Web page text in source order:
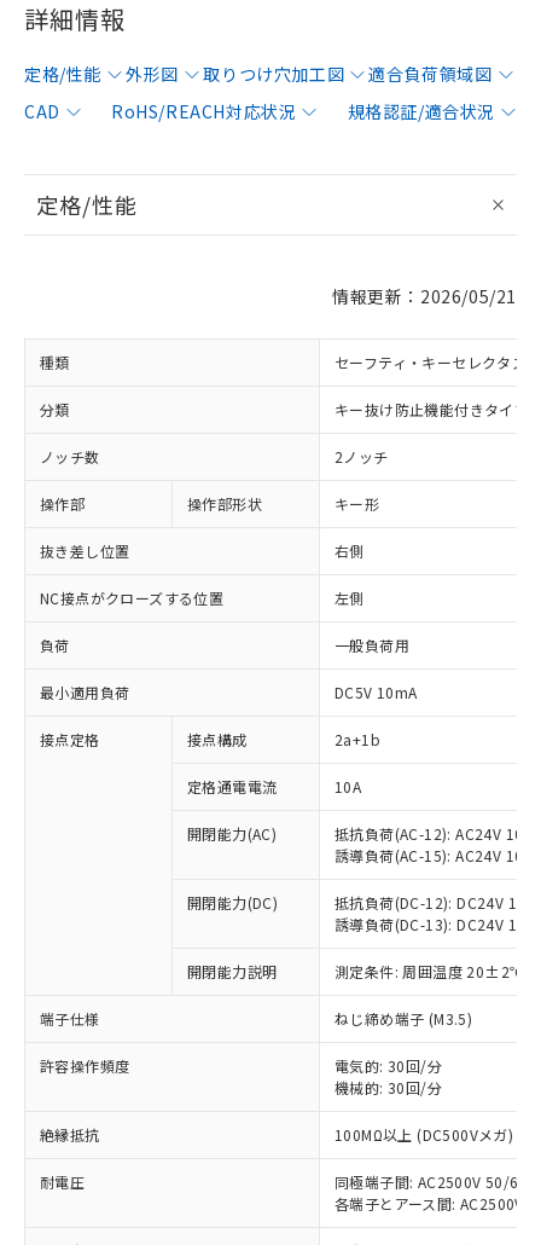
詳細情報
定格/性能 外形図 取りつけ穴加工図
適合負荷領域図
CAD
RoHS/REACH対応状況 規格認証/適合状況
定格/性能
情報更新：2026/05/21
種類 セーフティ・キーセレクタス
分類 キー抜け防止機能付きタイプ
ノッチ数 2ノッチ
操作部 操作部形状 キー形
抜き差し位置 右側
NC接点がクローズする位置 左側
負荷 一般負荷用
最小適用負荷 DC5V 10mA
接点定格 接点構成 2a+1b
定格通電電流 10A
開閉能力(AC)
抵抗負荷(AC-12): AC24V
誘導負荷(AC-15): AC24V
開閉能力(DC)
抵抗負荷(DC-12): DC24V
誘導負荷(DC-13): DC24V
開閉能力説明 測定条件: 周囲温度 20±2℃
端子仕様 ねじ締め端子 (M3.5)
許容操作頻度
電気的: 30回/分
機械的: 30回/分
絶縁抵抗 100MΩ以上 (DC500Vメガ)
耐電圧
同極端子間: AC2500V 50/
各端子とアース間: AC2500V
以下の条件をお読みいただき、同意のうえ
本サービスは、当社制御機器事業取扱
対応済み：EU RoHS指令（10物質）の
非含有に対応した製品が提供可能な商品で
対応予定：EU RoHS指令（10物質）の非含
有に対応した製品に切り替える予定のある
対応予定なし：EU RoHS指令（10物質）の
非含有に非対応の商品で、対応品を出す予
調査・確認中：EU RoHS指令（10物質）の